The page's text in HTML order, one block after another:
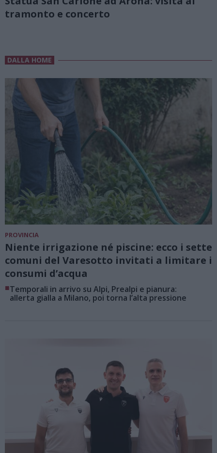
tramonto e concerto
DALLA HOME
PROVINCIA
Niente irrigazione né piscine: ecco i sette
comuni del Varesotto invitati a limitare i
consumi d’acqua
■Temporali in arrivo su Alpi, Prealpi e pianura:
allerta gialla a Milano, poi torna l’alta pressione